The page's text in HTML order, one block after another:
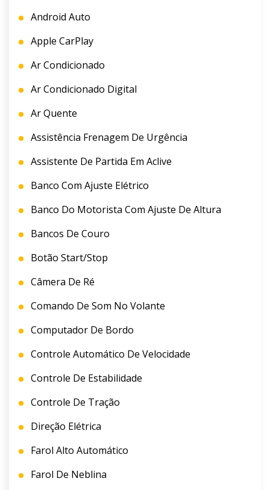
Android Auto
Apple CarPlay
Ar Condicionado
Ar Condicionado Digital
Ar Quente
Assistência Frenagem De Urgência
Assistente De Partida Em Aclive
Banco Com Ajuste Elétrico
Banco Do Motorista Com Ajuste De Altura
Bancos De Couro
Botão Start/Stop
Câmera De Ré
Comando De Som No Volante
Computador De Bordo
Controle Automático De Velocidade
Controle De Estabilidade
Controle De Tração
Direção Elétrica
Farol Alto Automático
Farol De Neblina